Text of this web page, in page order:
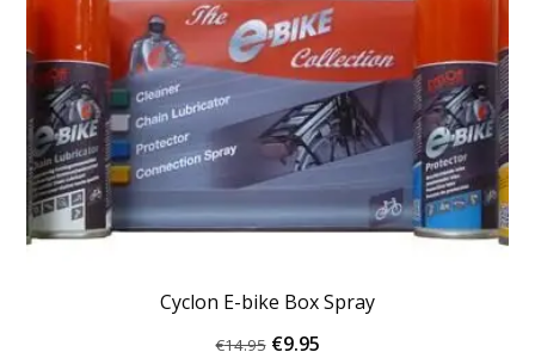
Cyclon E-bike Box Spray
€14.95 Oorspronkelijke
€9.95Huidige